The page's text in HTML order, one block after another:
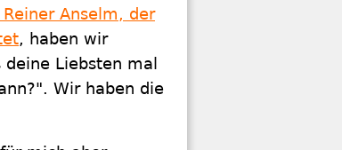
Anselm, der
, haben wir
Liebsten mal
Wir haben die